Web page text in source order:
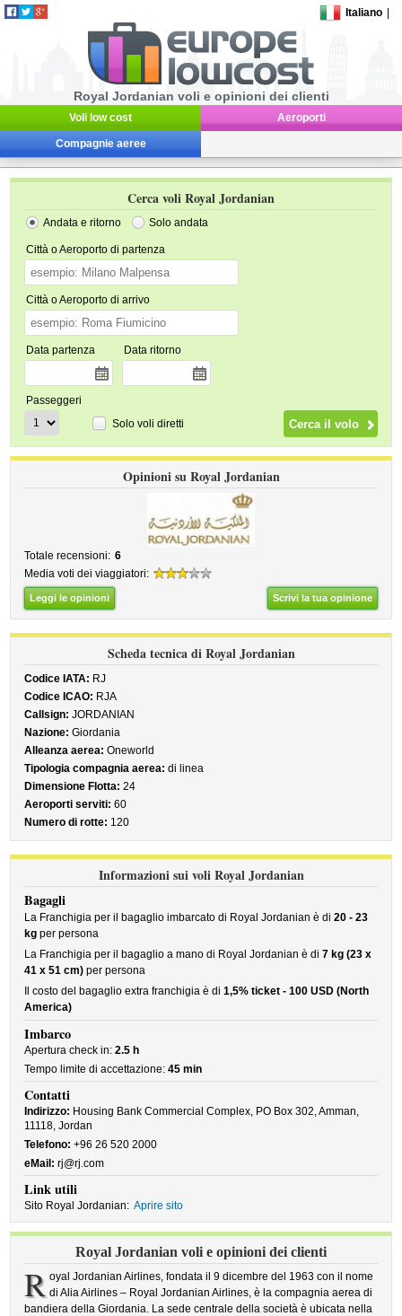
Italiano
Royal Jordanian voli e opinioni dei clienti
Voli low cost Aeroporti
Compagnie aeree
Cerca voli Royal Jordanian
Andata e ritorno Solo andata
Città o Aeroporto di partenza
Città o Aeroporto di arrivo
Data partenza Data ritorno
Passeggeri
Solo voli diretti
Opinioni su Royal Jordanian
Totale recensioni: 6
Media voti dei viaggiatori:
Leggi le opinioni Scrivi la tua opinione
Scheda tecnica di Royal Jordanian
Codice IATA: RJ
Codice ICAO: RJA
Callsign: JORDANIAN
Nazione: Giordania
Alleanza aerea: Oneworld
Tipologia compagnia aerea: di linea
Dimensione Flotta: 24
Aeroporti serviti: 60
Numero di rotte: 120
Informazioni sui voli Royal Jordanian
Bagagli
La Franchigia per il bagaglio imbarcato di Royal Jordanian è di20 - 23
kg per persona
La Franchigia per il bagaglio a mano di Royal Jordanian è di7 kg (23 x
41 x 51 cm) per persona
Il costo del bagaglio extra franchigia è di1,5% ticket - 100 USD (North
America)
Imbarco
Apertura check in:2.5 h
Tempo limite di accettazione:45 min
Contatti
Indirizzo: Housing Bank Commercial Complex, PO Box 302, Amman,
11118, Jordan
Telefono: +96 26 520 2000
eMail: rj@rj.com
Link utili
Sito Royal Jordanian: Aprire sito
Royal Jordanian voli e opinioni dei clienti
R oyal Jordanian Airlines, fondata il 9 dicembre del 1963 con il nome
di Alia Airlines – Royal Jordanian Airlines, è la compagnia aerea di
bandiera della Giordania. La sede centrale della società è ubicata nella